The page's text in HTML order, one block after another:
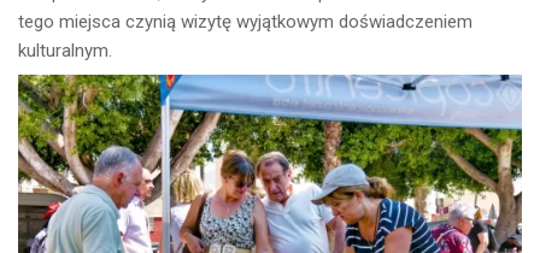
tego miejsca czynią wizytę wyjątkowym doświadczeniem
kulturalnym.